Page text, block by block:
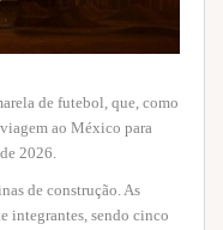
de futebol, que, como
ao México para
2026.
de construção. As
integrantes, sendo cinco